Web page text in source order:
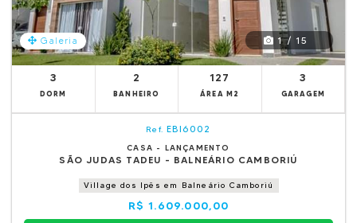
Galeria 1 / 15
3
DORM
2
BANHEIRO
127
ÁREA M2
3
GARAGEM
Ref. EBI6002
CASA - LANÇAMENTO
SÃO JUDAS TADEU - BALNEÁRIO CAMBORIÚ
Village dos Ipês em Balneário Camboriú
R$ 1.609.000,00